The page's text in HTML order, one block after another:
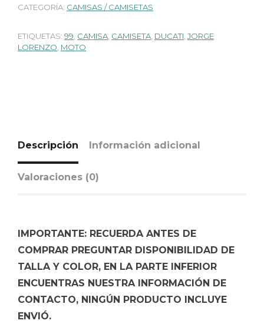
CATEGORÍA: CAMISAS / CAMISETAS
ETIQUETAS: 99, CAMISA, CAMISETA, DUCATI, JORGE
LORENZO, MOTO
Descripción Información adicional
Valoraciones (0)
IMPORTANTE: RECUERDA ANTES DE
COMPRAR PREGUNTAR DISPONIBILIDAD DE
TALLA Y COLOR, EN LA PARTE INFERIOR
ENCUENTRAS NUESTRA INFORMACIÓN DE
CONTACTO, NINGÚN PRODUCTO INCLUYE
ENVIÓ.